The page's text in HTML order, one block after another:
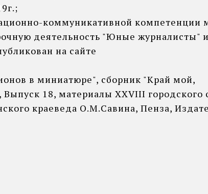
коммуникативной компетенции
деятельность "Юные журналисты"
на сайте
в миниатюре", сборник "Край мой,
18, материалы XXVIII городского
краеведа О.М.Савина, Пенза,